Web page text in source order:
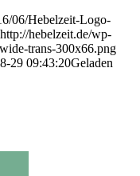
06/Hebelzeit-Logo-
http://hebelzeit.de/wp-
trans-300x66.png
29 09:43:20Geladen